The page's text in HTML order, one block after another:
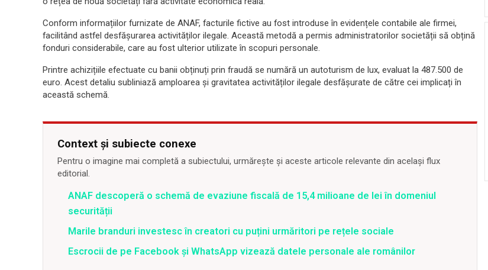
Conform informațiilor furnizate de ANAF, facturile fictive au fost introduse în evidențele contabile ale firmei,
facilitând astfel desfășurarea activităților ilegale. Această metodă a permis administratorilor societății să obțină
fonduri considerabile, care au fost ulterior utilizate în scopuri personale.
Printre achizițiile efectuate cu banii obținuți prin fraudă se numără un autoturism de lux, evaluat la 487.500 de
euro. Acest detaliu subliniază amploarea și gravitatea activităților ilegale desfășurate de către cei implicați în
această schemă.
Context și subiecte conexe
Pentru o imagine mai completă a subiectului, urmărește și aceste articole relevante din același flux
editorial.
ANAF descoperă o schemă de evaziune fiscală de 15,4 milioane de lei în domeniul
securității
Marile branduri investesc în creatori cu puțini urmăritori pe rețele sociale
Escrocii de pe Facebook și WhatsApp vizează datele personale ale românilor